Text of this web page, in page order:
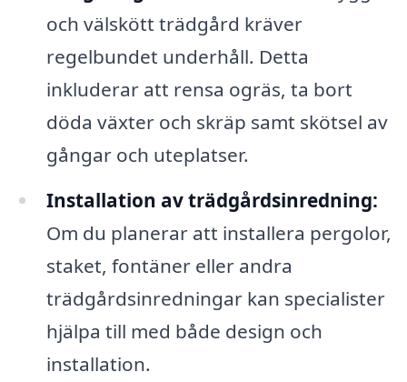
och välskött trädgård kräver
regelbundet underhåll. Detta
inkluderar att rensa ogräs, ta bort
döda växter och skräp samt skötsel av
gångar och uteplatser.
Installation av trädgårdsinredning:
Om du planerar att installera pergolor,
staket, fontäner eller andra
trädgårdsinredningar kan specialister
hjälpa till med både design och
installation.